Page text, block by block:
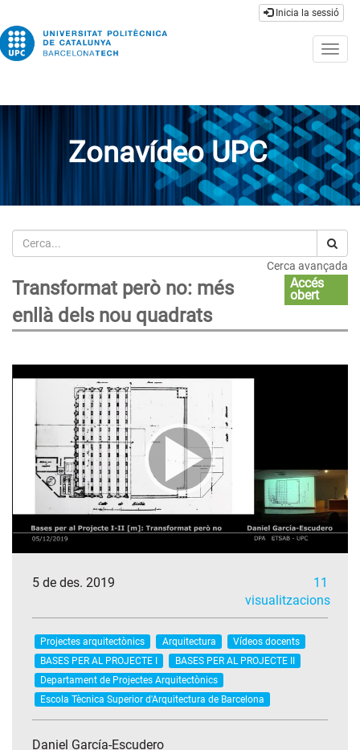
Inicia la sessió
Zonavídeo UPC
Cerca
Cerca avançada
Transformat però no: més
enllà dels nou quadrats
Accés
obert
5 de des. 2019
11
visualitzacions
Projectes arquitectònics Arquitectura
Vídeos docents
BASES PER AL PROJECTE I
BASES PER AL PROJECTE II
Departament de Projectes Arquitectònics
Escola Tècnica Superior d'Arquitectura de Barcelona
Daniel García-Escudero